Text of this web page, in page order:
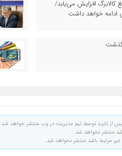
کالابرگ افزایش می‌یابد/
ادامه خواهد داشت
از تایید توسط تیم مدیریت در وب منتشر خواهد شد.
منتشر نخواهد شد.
غیر مرتبط باشد منتشر نخواهد شد.